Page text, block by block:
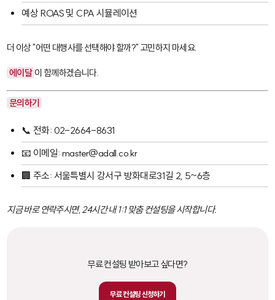
예상 ROAS 및 CPA 시뮬레이션
더 이상 "어떤 대행사를 선택해야 할까?" 고민하지 마세요.
에이달 이 함께하겠습니다.
문의하기
📞 전화: 02-2664-8631
📧 이메일: master@adall.co.kr
🏢 주소: 서울특별시 강서구 방화대로31길 2, 5~6층
지금 바로 연락주시면, 24시간 내 1:1 맞춤 컨설팅을 시작합니다.
무료 컨설팅 받아보고 싶다면?
무료 컨설팅 신청하기